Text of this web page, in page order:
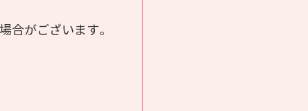
合がございます｡